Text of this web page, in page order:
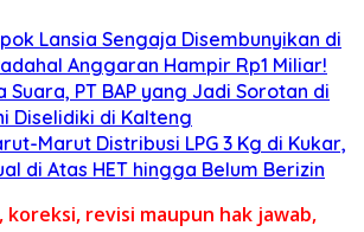
Lansia Sengaja Disembunyikan di
Anggaran Hampir Rp1 Miliar!
Suara, PT BAP yang Jadi Sorotan di
Diselidiki di Kalteng
Marut Distribusi LPG 3 Kg di Kukar,
di Atas HET hingga Belum Berizin
revisi maupun hak jawab,